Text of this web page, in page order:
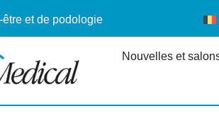
et de podologie
Nouvelles et